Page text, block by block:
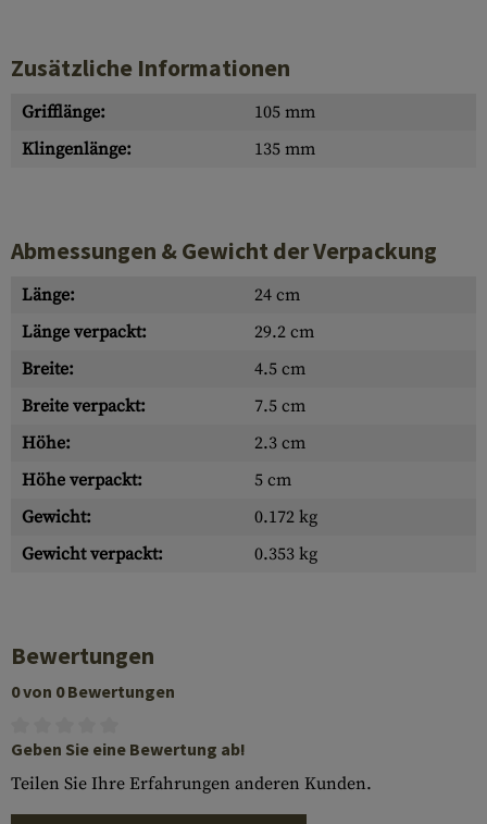
Zusätzliche Informationen
Grifflänge:
105 mm
Klingenlänge:
135 mm
Abmessungen & Gewicht der Verpackung
Länge:
24 cm
Länge verpackt:
29.2 cm
Breite:
4.5 cm
Breite verpackt:
7.5 cm
Höhe:
2.3 cm
Höhe verpackt:
5 cm
Gewicht:
0.172 kg
Gewicht verpackt:
0.353 kg
Bewertungen
0 von 0 Bewertungen
Geben Sie eine Bewertung ab!
Teilen Sie Ihre Erfahrungen anderen Kunden.